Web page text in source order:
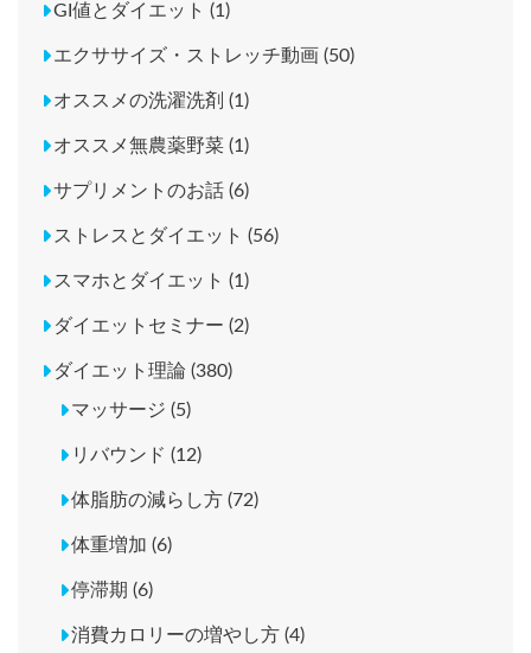
GI値とダイエット (1)
エクササイズ・ストレッチ動画 (50)
オススメの洗濯洗剤 (1)
オススメ無農薬野菜 (1)
サプリメントのお話 (6)
ストレスとダイエット (56)
スマホとダイエット (1)
ダイエットセミナー (2)
ダイエット理論 (380)
マッサージ (5)
リバウンド (12)
体脂肪の減らし方 (72)
体重増加 (6)
停滞期 (6)
消費カロリーの増やし方 (4)